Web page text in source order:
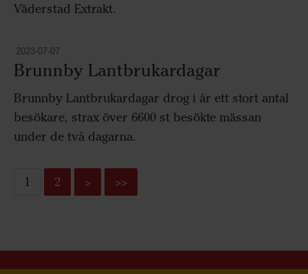
Väderstad Extrakt.
2023-07-07
Brunnby Lantbrukardagar
Brunnby Lantbrukardagar drog i år ett stort antal
besökare, strax över 6600 st besökte mässan
under de två dagarna.
1 2 > >>